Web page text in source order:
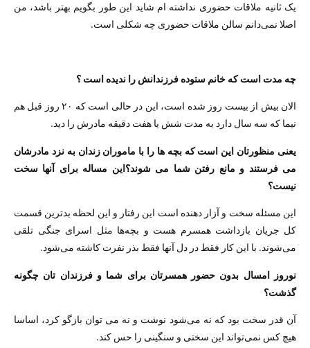
یک ثانیه ملاقات حضوری نداشته ام شاید این طور بگویم بهتر باشد، من
اصلا نمی‌دانم سالن ملاقات حضوری چه شکلی است.
چه مدت است که خانم ستوده فرزندانش را ندیده است ؟
الان بیش از بیست روز شده است، این در حالی است که ۲۰ روز قبل هم
نیما که سه سال دارد به مدت شش یا هفت دقیقه مادرش را دید.
یعنی منظورتان این است که بچه ها را با ماموران زندان به نزد مادرشان
می فرستند و مانع رفتن شما می شوند؟این مساله برای آنها سخت
نیست؟
این مسئله سخت و آزار دهنده است این رفتار و این لحظه بدترین قسمت
کل جریان بازداشت همسرم هست و بچه‌ها مثل اسرای جنگی تلقی
می‌شوند. با این کار فقط در دل آنها فقط بذر نفرت کاشته می‌شود.
نوروز امسال بدون حضور همسرتان برای شما و فرزندان تان چگونه
گذشت؟
آن قدر سخت بود که نه می‌شود نوشت و نه می توان بازگو کرد، اساسا
هیچ کس نمی‌تواند این سختی و سنگینی را حس کند.